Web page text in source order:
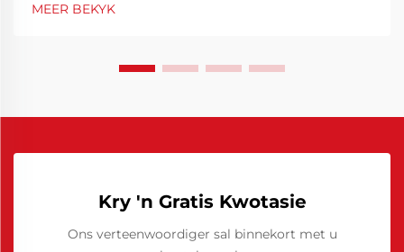
Poliuretaan Vrystelingsmiddel het na vore getree as
MEER BEKYK
Kry 'n Gratis Kwotasie
Ons verteenwoordiger sal binnekort met u